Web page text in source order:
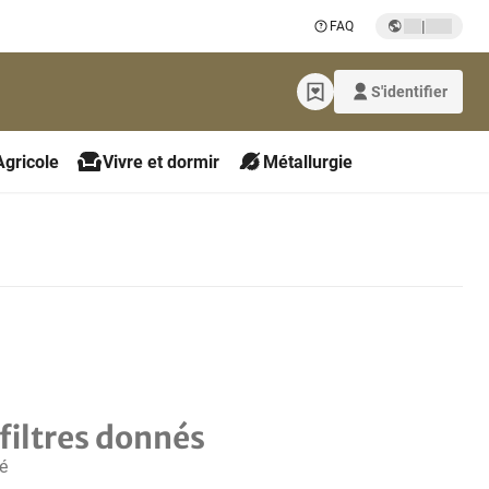
FAQ |
S'identifier
Vivre et dormir Métallurgie
donnés